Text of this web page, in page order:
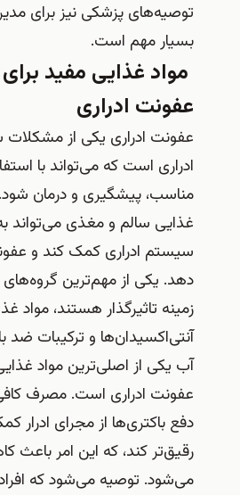
توصیه‌های پزشکی نیز برای
بسیار مهم است.
مواد غذایی مفید برای
عفونت ادراری
عفونت ادراری یکی از
ادراری است که می‌تواند با
مناسب، پیشگیری و درمان
غذایی سالم و مغذی می‌تواند
سیستم ادراری کمک کند و
دهد. یکی از مهم‌ترین
زمینه تاثیرگذار هستند، مواد
آنتی‌اکسیدان‌ها و ترکیبات ضد
آب یکی از اصلی‌ترین مواد
عفونت ادراری است. مصرف
دفع باکتری‌ها از مجرای ادرار
رقیق‌تر کند، که این امر